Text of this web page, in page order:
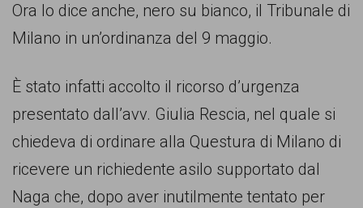
associazioni
movimenti
battono
per
Ora lo dice anche, nero su bianco, il Tribunale di
Milano in un’ordinanza del 9 maggio.
È stato infatti accolto il ricorso d’urgenza
presentato dall’avv. Giulia Rescia, nel quale si
chiedeva di ordinare alla Questura di Milano di
ricevere un richiedente asilo supportato dal
Naga che, dopo aver inutilmente tentato per